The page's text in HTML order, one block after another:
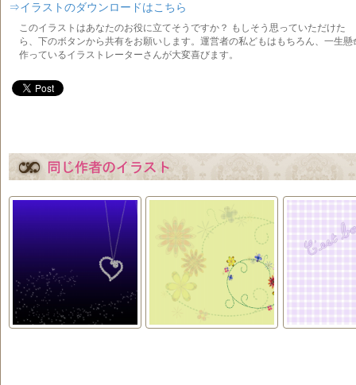
⇒イラストのダウンロードはこちら